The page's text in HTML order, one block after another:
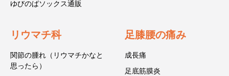
ゆびのばソックス通販
リウマチ科
関節の腫れ（リウマチかなと
思ったら）
足膝腰の痛み
成長痛
足底筋膜炎